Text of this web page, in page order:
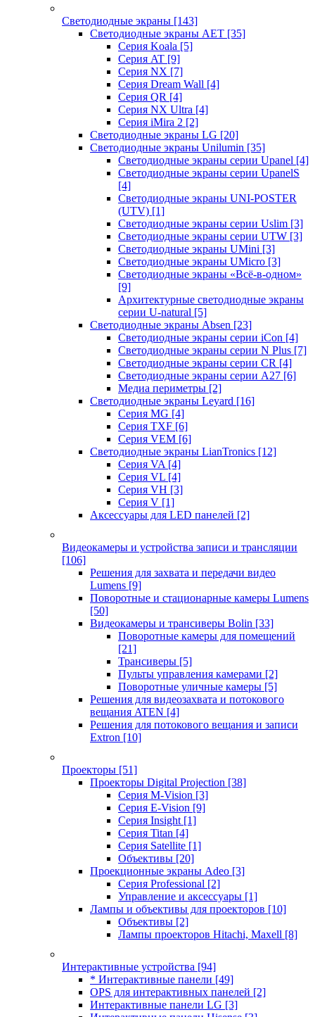
Светодиодные экраны [143]
Светодиодные экраны AET [35]
Cерия Koala [5]
Серия AT [9]
Серия NX [7]
Серия Dream Wall [4]
Серия QR [4]
Серия NX Ultra [4]
Серия iMira 2 [2]
Светодиодные экраны LG [20]
Светодиодные экраны Unilumin [35]
Светодиодные экраны серии Upanel [4]
Светодиодные экраны серии UpanelS
[4]
Светодиодные экраны UNI-POSTER
(UTV) [1]
Светодиодные экраны серии Uslim [3]
Светодиодные экраны серии UTW [3]
Светодиодные экраны UMini [3]
Светодиодные экраны UMicro [3]
Светодиодные экраны «Всё-в-одном»
[9]
Архитектурные светодиодные экраны
серии U-natural [5]
Светодиодные экраны Absen [23]
Светодиодные экраны серии iCon [4]
Светодиодные экраны серии N Plus [7]
Светодиодные экраны серии CR [4]
Светодиодные экраны серии А27 [6]
Медиа периметры [2]
Светодиодные экраны Leyard [16]
Серия MG [4]
Серия TXF [6]
Серия VEM [6]
Светодиодные экраны LianTronics [12]
Серия VA [4]
Серия VL [4]
Серия VH [3]
Серия V [1]
Аксессуары для LED панелей [2]
Видеокамеры и устройства записи и трансляции
[106]
Решения для захвата и передачи видео
Lumens [9]
Поворотные и стационарные камеры Lumens
[50]
Видеокамеры и трансиверы Bolin [33]
Поворотные камеры для помещений
[21]
Трансиверы [5]
Пульты управления камерами [2]
Поворотные уличные камеры [5]
Решения для видеозахвата и потокового
вещания ATEN [4]
Решения для потокового вещания и записи
Extron [10]
Проекторы [51]
Проекторы Digital Projection [38]
Серия M-Vision [3]
Серия E-Vision [9]
Серия Insight [1]
Серия Titan [4]
Серия Satellite [1]
Объективы [20]
Проекционные экраны Adeo [3]
Серия Professional [2]
Управление и аксессуары [1]
Лампы и объективы для проекторов [10]
Объективы [2]
Лампы проекторов Hitachi, Maxell [8]
Интерактивные устройства [94]
* Интерактивные панели [49]
OPS для интерактивных панелей [2]
Интерактивные панели LG [3]